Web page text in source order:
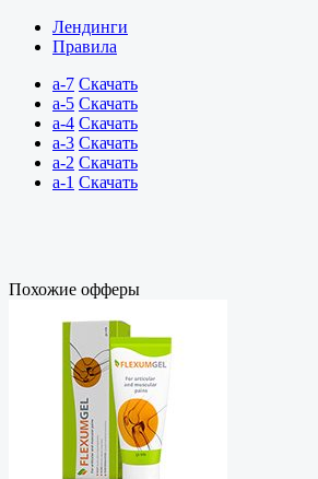
Лендинги
Правила
a-7 Скачать
a-5 Скачать
a-4 Скачать
a-3 Скачать
a-2 Скачать
a-1 Скачать
Похожие офферы